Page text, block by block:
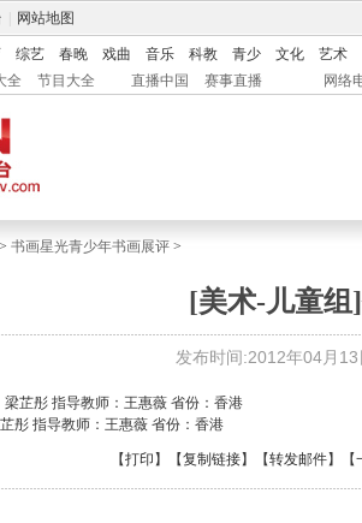
网站地图
综艺 春晚 戏曲 音乐 科教 青少 文化
艺术
全 节目大全 直播中国 赛事直播 网络
> 书画星光青少年书画展评 >
[美术-儿童组
发布时间:2012年04月
彤 指导教师：王惠薇 省份：香港
【打印 】【复制链接】【转发邮件】